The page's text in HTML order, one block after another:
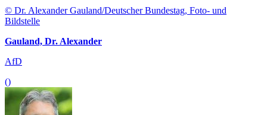
© Dr. Alexander Gauland/Deutscher Bundestag, Foto- und
Bildstelle
Gauland, Dr. Alexander
AfD
()